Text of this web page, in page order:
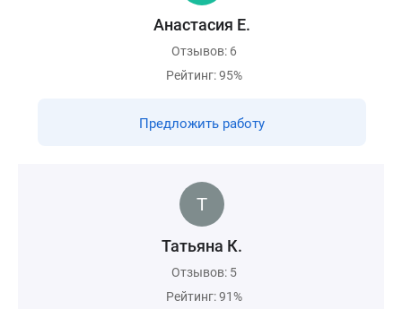
Анастасия Е.
Отзывов: 6
Рейтинг: 95%
Предложить работу
Татьяна К.
Отзывов: 5
Рейтинг: 91%